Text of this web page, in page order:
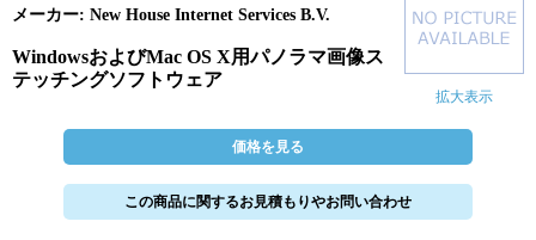
拡大表示
メーカー: New House Internet Services B.V.
WindowsおよびMac OS X用パノラマ画像ス
テッチングソフトウェア
価格を見る
この商品に関するお見積もりやお問い合わせ